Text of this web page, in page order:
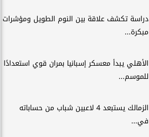
دراسة تكشف علاقة بين النوم الطويل ومؤشرات
مبكرة...
الأهلي يبدأ معسكر إسبانيا بمران قوي استعدادًا
للموسم...
الزمالك يستبعد 4 لاعبين شباب من حساباته
في...